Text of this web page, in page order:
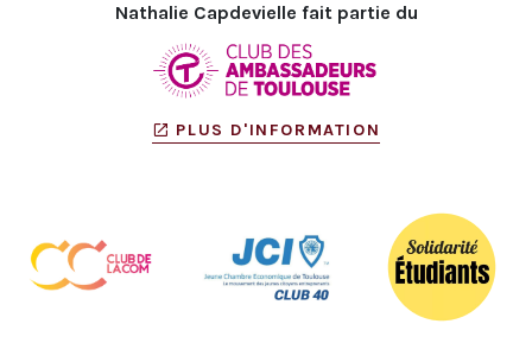
Nathalie Capdevielle fait partie du
PLUS D'INFORMATION